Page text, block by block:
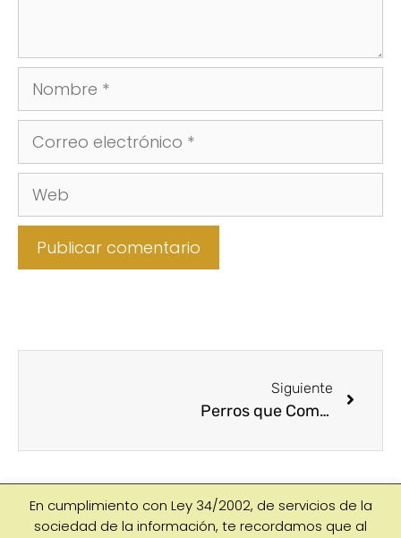
Siguiente
Perros que Comen con Ansiedad
Copyright © 2026 ·VivirConLabrador· Aviso Legal|Política
En cumplimiento con Ley 34/2002, de servicios de la
sociedad de la información, te recordamos que al